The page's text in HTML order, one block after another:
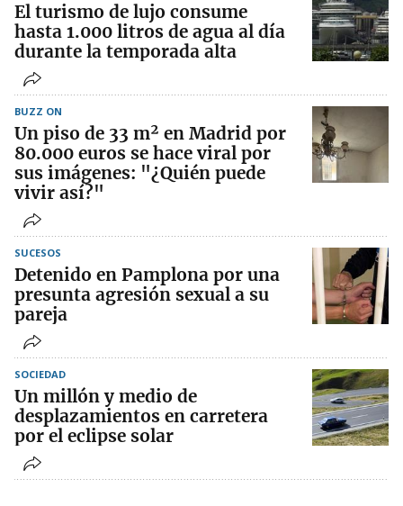
El turismo de lujo consume
hasta 1.000 litros de agua al día
durante la temporada alta
BUZZ ON
Un piso de 33 m² en Madrid por
80.000 euros se hace viral por
sus imágenes: "¿Quién puede
vivir así?"
SUCESOS
Detenido en Pamplona por una
presunta agresión sexual a su
pareja
SOCIEDAD
Un millón y medio de
desplazamientos en carretera
por el eclipse solar